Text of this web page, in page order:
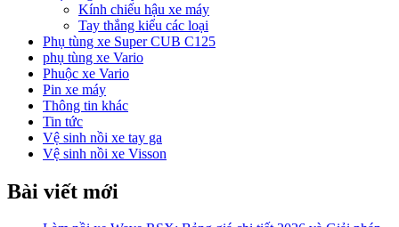
Kính chiếu hậu xe máy
Tay thắng kiểu các loại
Phụ tùng xe Super CUB C125
phụ tùng xe Vario
Phuộc xe Vario
Pin xe máy
Thông tin khác
Tin tức
Vệ sinh nồi xe tay ga
Vệ sinh nồi xe Visson
Bài viết mới